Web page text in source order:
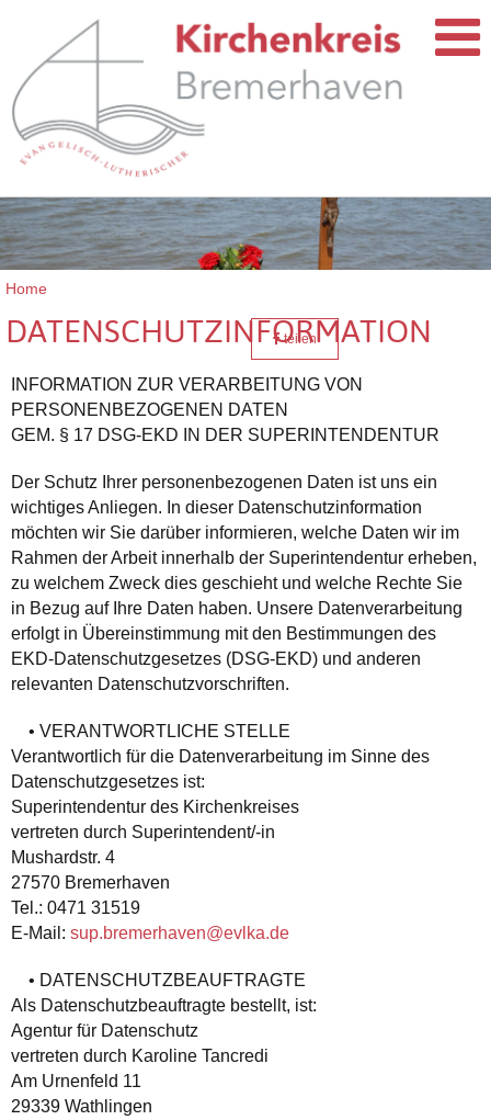
Home
DATENSCHUTZINFORMATION
teilen
INFORMATION ZUR VERARBEITUNG VON
PERSONENBEZOGENEN DATEN
GEM. § 17 DSG-EKD IN DER SUPERINTENDENTUR
Der Schutz Ihrer personenbezogenen Daten ist uns ein
wichtiges Anliegen. In dieser Datenschutzinformation
möchten wir Sie darüber informieren, welche Daten wir im
Rahmen der Arbeit innerhalb der Superintendentur erheben,
zu welchem Zweck dies geschieht und welche Rechte Sie
in Bezug auf Ihre Daten haben. Unsere Datenverarbeitung
erfolgt in Übereinstimmung mit den Bestimmungen des
EKD-Datenschutzgesetzes (DSG-EKD) und anderen
relevanten Datenschutzvorschriften.
• VERANTWORTLICHE STELLE
Verantwortlich für die Datenverarbeitung im Sinne des
Datenschutzgesetzes ist:
Superintendentur des Kirchenkreises
vertreten durch Superintendent/-in
Mushardstr. 4
27570 Bremerhaven
Tel.: 0471 31519
E-Mail: sup.bremerhaven@evlka.de
• DATENSCHUTZBEAUFTRAGTE
Als Datenschutzbeauftragte bestellt, ist:
Agentur für Datenschutz
vertreten durch Karoline Tancredi
Am Urnenfeld 11
29339 Wathlingen